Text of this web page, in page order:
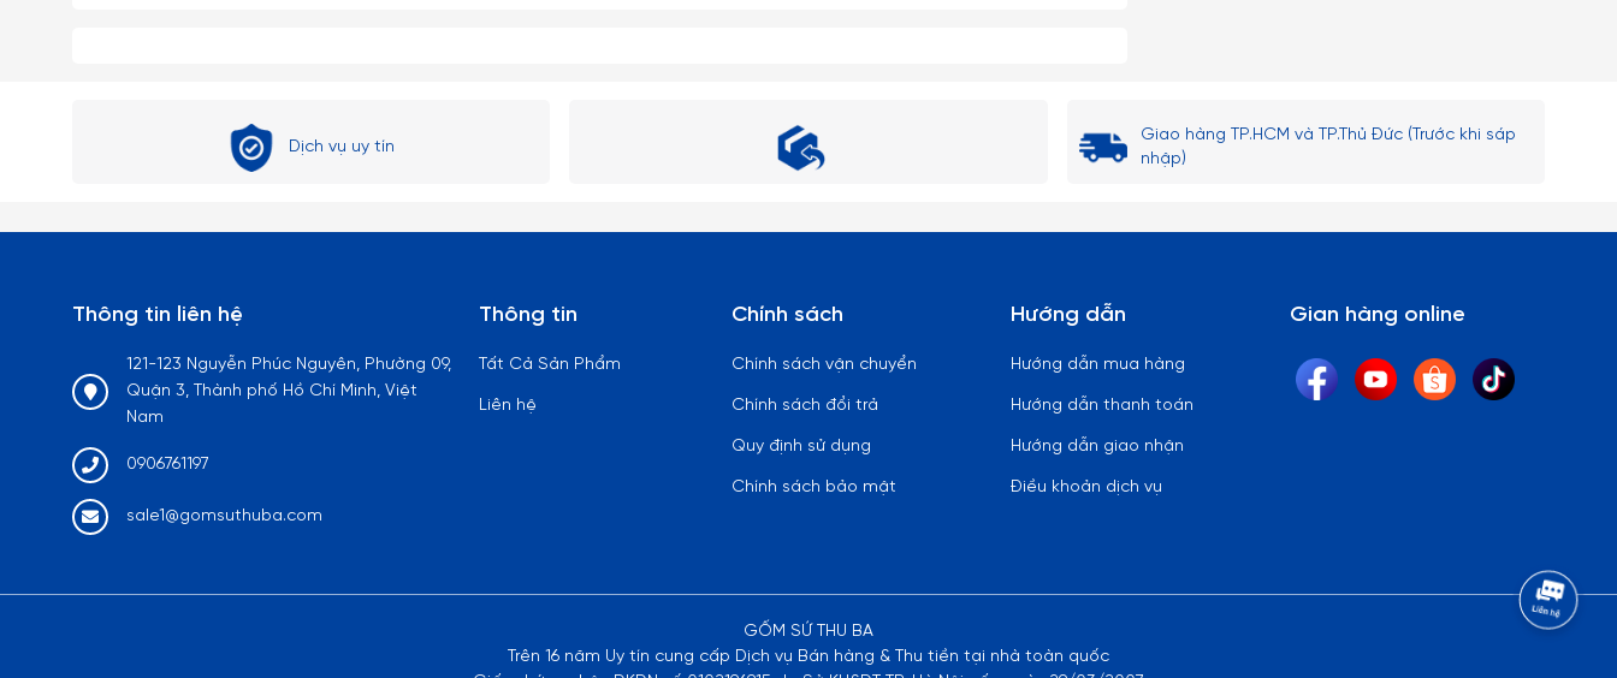
Dịch vụ uy tín
Giao hàng TP.HCM và TP.Thủ Đức (Trước khi sáp
nhập)
Thông tin liên hệ
121-123 Nguyễn Phúc Nguyên, Phường 09,
Quận 3, Thành phố Hồ Chí Minh, Việt
Nam
0906761197
sale1@gomsuthuba.com
Thông tin
Tất Cả Sản Phẩm
Liên hệ
Chính sách
Chính sách vận chuyển
Chính sách đổi trả
Quy định sử dụng
Chính sách bảo mật
Hướng dẫn
Hướng dẫn mua hàng
Hướng dẫn thanh toán
Hướng dẫn giao nhận
Điều khoản dịch vụ
Gian hàng online
GỐM SỨ THU BA
Trên 16 năm Uy tín cung cấp Dịch vụ Bán hàng & Thu tiền tại nhà toàn quốc